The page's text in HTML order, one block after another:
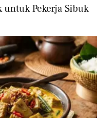
Pekerja Sibuk